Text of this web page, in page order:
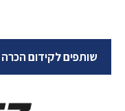
שותפים לקידום